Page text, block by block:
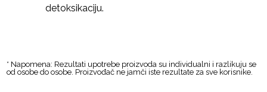
detoksikaciju.
* Napomena: Rezultati upotrebe proizvoda su individualni i razlikuju se
od osobe do osobe. Proizvođač ne jamči iste rezultate za sve korisnike.